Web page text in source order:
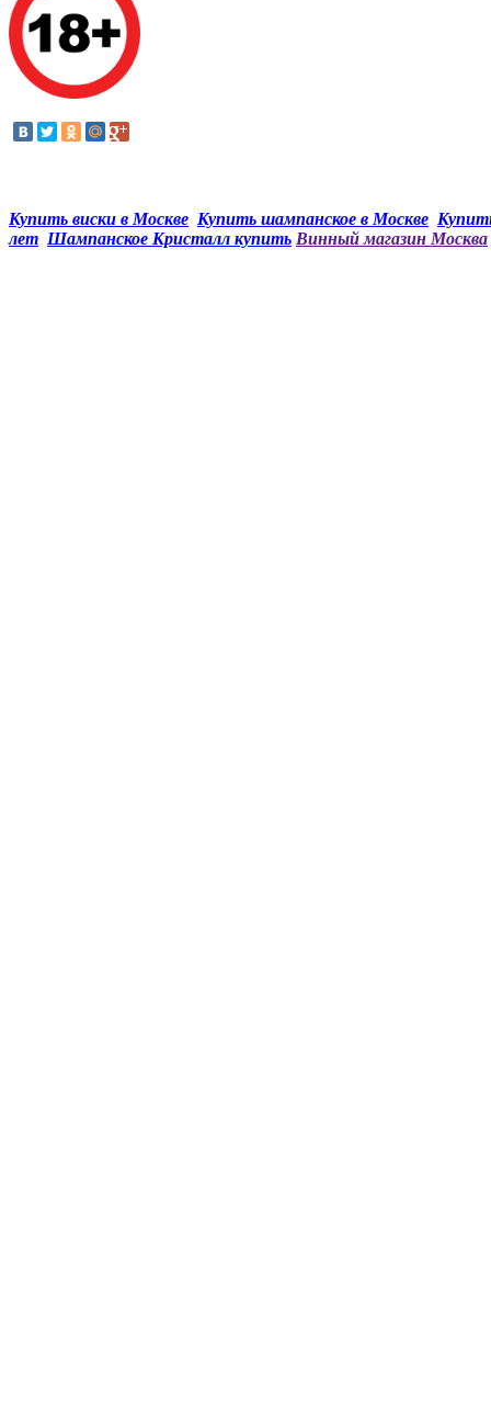
Купить виски в Москве Купить шампанское в Москве
лет Шампанское Кристалл купить Винный магазин Москва